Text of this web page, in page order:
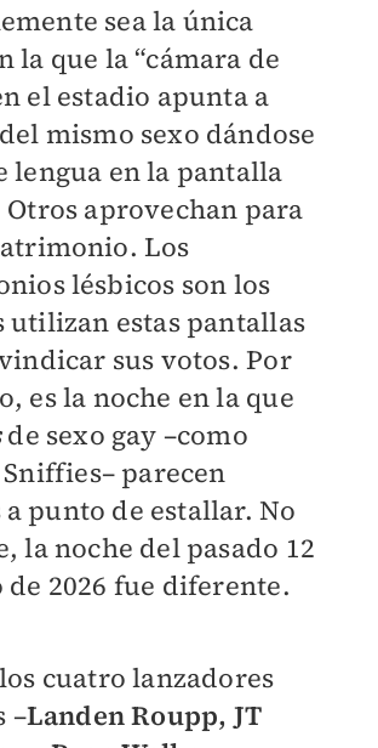
sea la única
la que la “cámara de
el estadio apunta a
mismo sexo dándose
lengua en la pantalla
Otros aprovechan para
Los
lésbicos son los
utilizan estas pantallas
sus votos. Por
es la noche en la que
de sexo gay –como
parecen
punto de estallar. No
la noche del pasado 12
2026 fue diferente.
cuatro lanzadores
–Landen Roupp, JT